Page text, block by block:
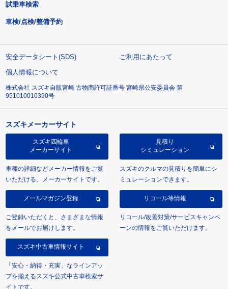
試乗車検索
車検/点検/整備予約
安全データシート(SDS)
ご利用にあたって
個人情報について
株式会社 スズキ自販宮崎 古物商許可証番号 宮崎県公安委員会 第
951010010390号
スズキメーカーサイト
スズキ四輪車
メーカーサイト
車種の詳細などメーカー情報をご覧
いただける、メーカーサイトです。
見積り
シミュレーション
スズキのクルマの見積りを簡単にシ
ミュレーションできます。
メールマガジン登録
ご登録いただくと、さまざまな情報
をメールでお届けします。
リコール等情報
リコール/改善対策/サービスキャンペ
ーンの情報をご覧いただけます。
スズキ中古車情報サイト
「安心・納得・充実」なラインアッ
プを揃えるスズキ公式中古車検索サ
イトです。